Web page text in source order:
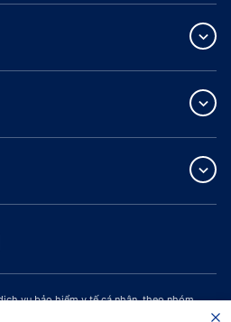
vụ bảo hiểm y tế cá nhân, theo nhóm